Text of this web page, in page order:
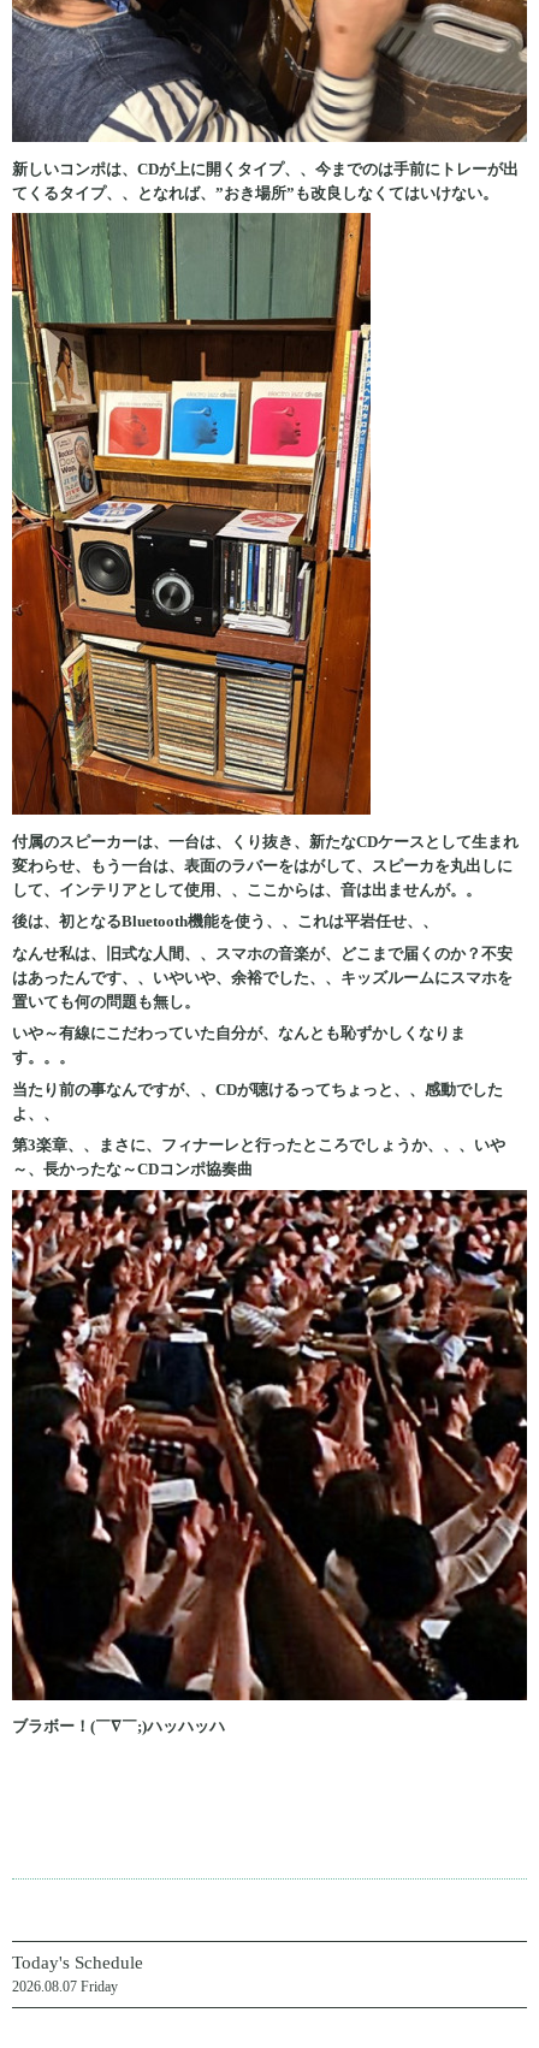
新しいコンポは、CDが上に開くタイプ、、今までのは手前にトレーが出
てくるタイプ、、となれば、”おき場所”も改良しなくてはいけない。
付属のスピーカーは、一台は、くり抜き、新たなCDケースとして生まれ
変わらせ、もう一台は、表面のラバーをはがして、スピーカを丸出しに
して、インテリアとして使用、、ここからは、音は出ませんが。。
後は、初となるBluetooth機能を使う、、これは平岩任せ、、
なんせ私は、旧式な人間、、スマホの音楽が、どこまで届くのか？不安
はあったんです、、いやいや、余裕でした、、キッズルームにスマホを
置いても何の問題も無し。
いや～有線にこだわっていた自分が、なんとも恥ずかしくなりま
す。。。
当たり前の事なんですが、、CDが聴けるってちょっと、、感動でした
よ、、
第3楽章、、まさに、フィナーレと行ったところでしょうか、、、 いや
～、長かったな～CDコンポ協奏曲
ブラボー！(￣∇￣;)ハッハッハ
Today's Schedule
2026.08.07 Friday